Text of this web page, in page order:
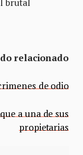
relacionado
de odio
a una de sus
propietarias